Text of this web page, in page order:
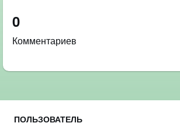
0
Комментариев
ПОЛЬЗОВАТЕЛЬ